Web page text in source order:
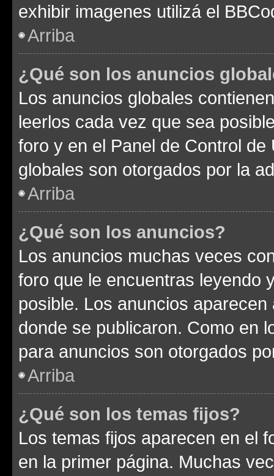
exhibir imagenes utilizá el
Arriba
¿Qué son los anuncios
Los anuncios globales
leerlos cada vez que sea
foro y en el Panel de Control
globales son otorgados por la
Arriba
¿Qué son los anuncios?
Los anuncios muchas veces
foro que le encuentras leyendo
posible. Los anuncios
donde se publicaron. Como en
para anuncios son otorgados
Arriba
¿Qué son los temas fijos?
Los temas fijos aparecen en el
en la primer página. Muchas